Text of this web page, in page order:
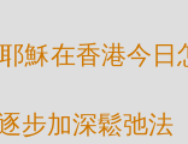
穌在香港今
步加深鬆弛法